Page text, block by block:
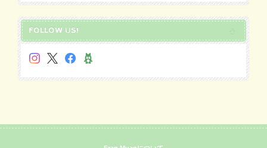
FOLLOW US!